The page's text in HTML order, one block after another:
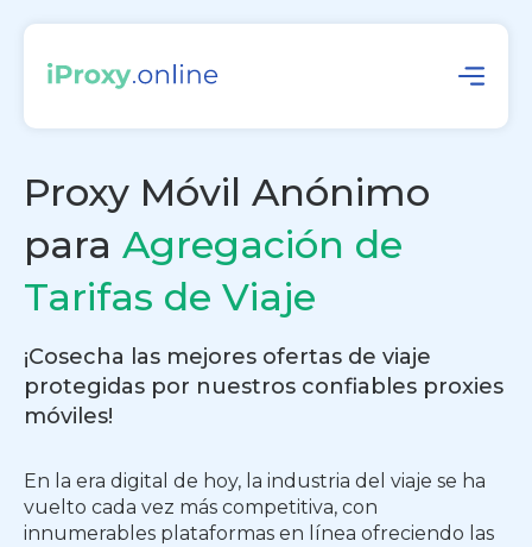
Proxy Móvil Anónimo
para Agregación de
Tarifas de Viaje
¡Cosecha las mejores ofertas de viaje
protegidas por nuestros confiables proxies
móviles!
En la era digital de hoy, la industria del viaje se ha
vuelto cada vez más competitiva, con
innumerables plataformas en línea ofreciendo las